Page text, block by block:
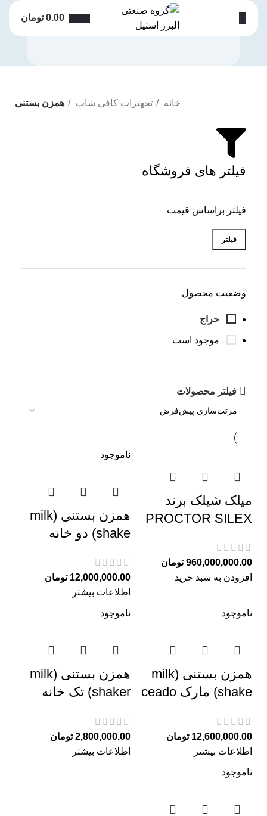
0.00 تومان
خانه تجهیزات کافی شاپ همزن بستنی
فیلتر های فروشگاه
فیلتر براساس قیمت
فیلتر
وضعیت محصول
حراج
موجود است
فیلتر محصولات
میلک شیلک برند
PROCTOR SILEX
960,000,000.00 تومان
افزودن به سبد خرید
ناموجود
همزن بستنی (milk
shake) دو خانه
12,000,000.00 تومان
اطلاعات بیشتر
ناموجود
همزن بستنی (milk
shake) مارک ceado
12,600,000.00 تومان
اطلاعات بیشتر
ناموجود
همزن بستنی (milk
shaker) تک خانه
2,800,000.00 تومان
اطلاعات بیشتر
ناموجود